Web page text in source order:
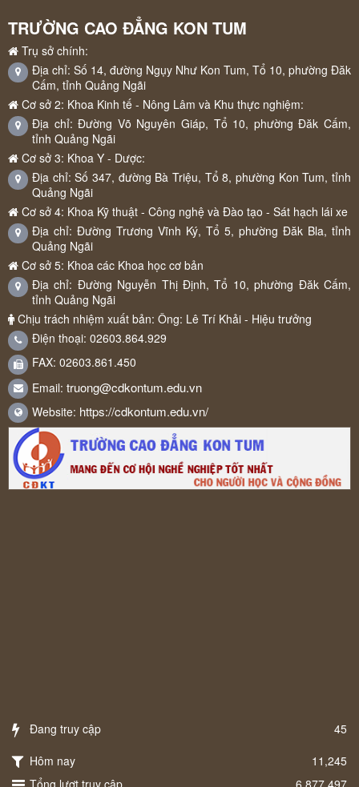
TRƯỜNG CAO ĐẲNG KON TUM
Trụ sở chính:
Địa chỉ: Số 14, đường Ngụy Như Kon Tum, Tổ 10, phường Đăk
Cấm, tỉnh Quảng Ngãi
Cơ sở 2: Khoa Kinh tế - Nông Lâm và Khu thực nghiệm:
Địa chỉ: Đường Võ Nguyên Giáp, Tổ 10, phường Đăk Cấm,
tỉnh Quảng Ngãi
Cơ sở 3: Khoa Y - Dược:
Địa chỉ: Số 347, đường Bà Triệu, Tổ 8, phường Kon Tum, tỉnh
Quảng Ngãi
Cơ sở 4: Khoa Kỹ thuật - Công nghệ và Đào tạo - Sát hạch lái xe
Địa chỉ: Đường Trương Vĩnh Ký, Tổ 5, phường Đăk Bla, tỉnh
Quảng Ngãi
Cơ sở 5: Khoa các Khoa học cơ bản
Địa chỉ: Đường Nguyễn Thị Định, Tổ 10, phường Đăk Cấm,
tỉnh Quảng Ngãi
Chịu trách nhiệm xuất bản: Ông: Lê Trí Khải - Hiệu trưởng
Điện thoại: 02603.864.929
FAX: 02603.861.450
Email: truong@cdkontum.edu.vn
Website: https://cdkontum.edu.vn/
Đang truy cập
45
Hôm nay
11,245